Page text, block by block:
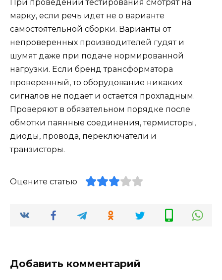
При проведении тестирования смотрят на
марку, если речь идет не о варианте
самостоятельной сборки. Варианты от
непроверенных производителей гудят и
шумят даже при подаче нормированной
нагрузки. Если бренд трансформатора
проверенный, то оборудование никаких
сигналов не подает и остается прохладным.
Проверяют в обязательном порядке после
обмотки паянные соединения, термисторы,
диоды, провода, переключатели и
транзисторы.
Оцените статью
Добавить комментарий